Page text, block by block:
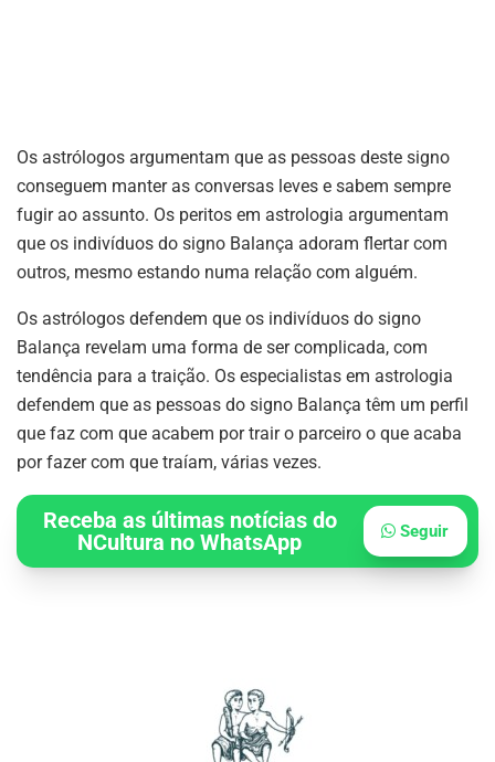
Os astrólogos argumentam que as pessoas deste signo
conseguem manter as conversas leves e sabem sempre
fugir ao assunto. Os peritos em astrologia argumentam
que os indivíduos do signo Balança adoram flertar com
outros, mesmo estando numa relação com alguém.
Os astrólogos defendem que os indivíduos do signo
Balança revelam uma forma de ser complicada, com
tendência para a traição. Os especialistas em astrologia
defendem que as pessoas do signo Balança têm um perfil
que faz com que acabem por trair o parceiro o que acaba
por fazer com que traíam, várias vezes.
Receba as últimas notícias do
NCultura no WhatsApp
Seguir